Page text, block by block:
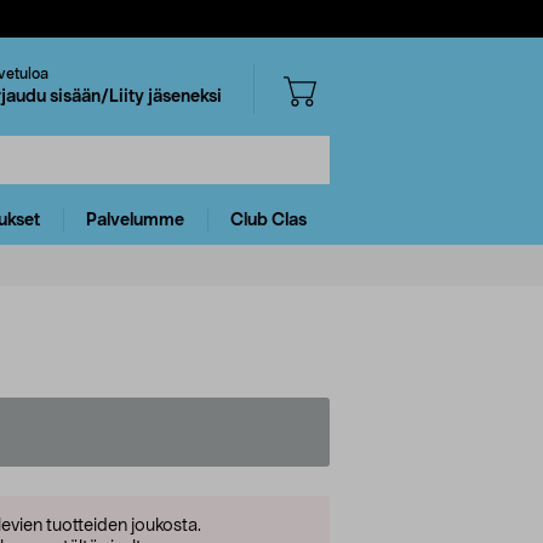
sisään/Liity jäseneksi
Palvelumme Club Clas
tuotteiden joukosta.